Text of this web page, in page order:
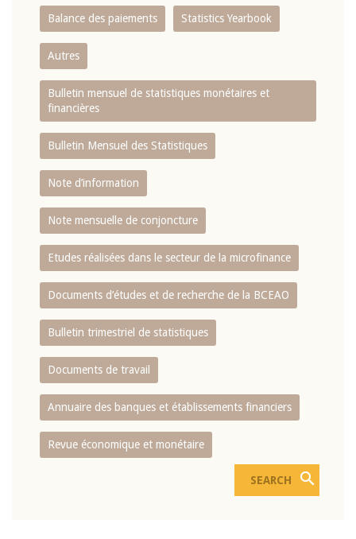
Balance des paiements Statistics Yearbook
Autres
Bulletin mensuel de statistiques monétaires et
financières
Bulletin Mensuel des Statistiques
Note d’information
Note mensuelle de conjoncture
Etudes réalisées dans le secteur de la microfinance
Documents d’études et de recherche de la BCEAO
Bulletin trimestriel de statistiques
Documents de travail
Annuaire des banques et établissements financiers
Revue économique et monétaire